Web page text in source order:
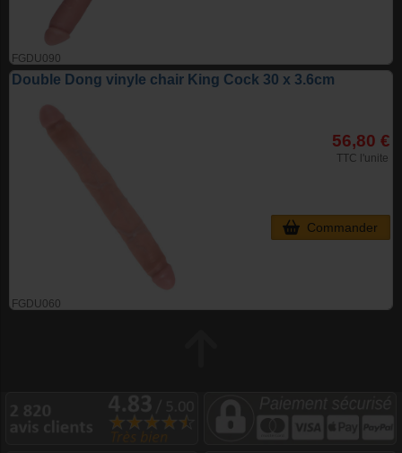
FGDU090
Double Dong vinyle chair King Cock 30 x 3.6cm
FGDU060
56,80 €
TTC l'unite
Commander